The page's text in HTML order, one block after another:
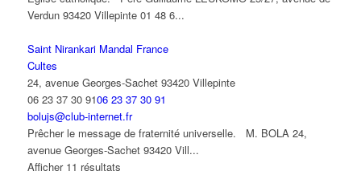
Verdun 93420 Villepinte 01 48 6...
Saint Nirankari Mandal France
Cultes
24, avenue Georges-Sachet 93420 Villepinte
06 23 37 30 9106 23 37 30 91
bolujs@club-internet.fr
Prêcher le message de fraternité universelle. M. BOLA 24,
avenue Georges-Sachet 93420 Vill...
Afficher 11 résultats